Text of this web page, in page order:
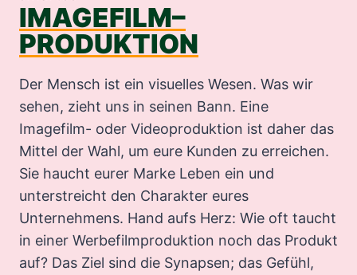
IMAGEFILM–
PRODUKTION
Der Mensch ist ein visuelles Wesen. Was wir
sehen, zieht uns in seinen Bann. Eine
Imagefilm- oder Videoproduktion ist daher das
Mittel der Wahl, um eure Kunden zu erreichen.
Sie haucht eurer Marke Leben ein und
unterstreicht den Charakter eures
Unternehmens. Hand aufs Herz: Wie oft taucht
in einer Werbefilmproduktion noch das Produkt
auf? Das Ziel sind die Synapsen; das Gefühl,